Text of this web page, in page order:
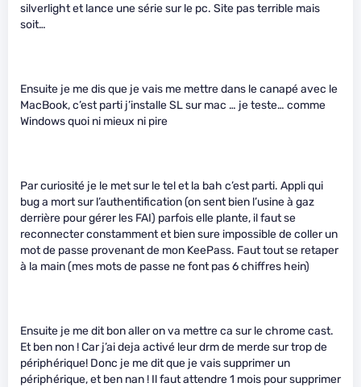
silverlight et lance une série sur le pc. Site pas terrible mais
soit…
Ensuite je me dis que je vais me mettre dans le canapé avec le
MacBook, c’est parti j’installe SL sur mac … je teste… comme
Windows quoi ni mieux ni pire
Par curiosité je le met sur le tel et la bah c’est parti. Appli qui
bug a mort sur l’authentification (on sent bien l’usine à gaz
derrière pour gérer les FAI) parfois elle plante, il faut se
reconnecter constamment et bien sure impossible de coller un
mot de passe provenant de mon KeePass. Faut tout se retaper
à la main (mes mots de passe ne font pas 6 chiffres hein)
Ensuite je me dit bon aller on va mettre ca sur le chrome cast.
Et ben non ! Car j’ai deja activé leur drm de merde sur trop de
périphérique! Donc je me dit que je vais supprimer un
périphérique, et ben nan ! Il faut attendre 1 mois pour supprimer